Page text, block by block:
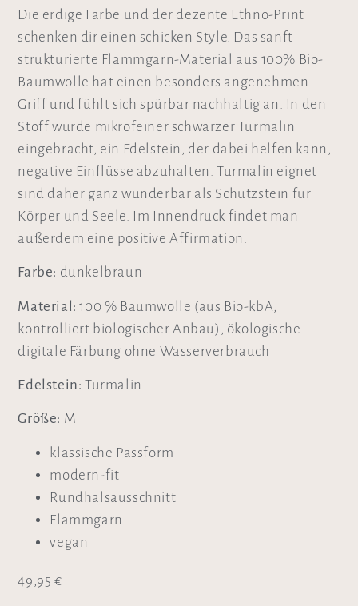
Die erdige Farbe und der dezente Ethno-Print
schenken dir einen schicken Style. Das sanft
strukturierte Flammgarn-Material aus 100% Bio-
Baumwolle hat einen besonders angenehmen
Griff und fühlt sich spürbar nachhaltig an. In den
Stoff wurde mikrofeiner schwarzer Turmalin
eingebracht, ein Edelstein, der dabei helfen kann,
negative Einflüsse abzuhalten. Turmalin eignet
sind daher ganz wunderbar als Schutzstein für
Körper und Seele. Im Innendruck findet man
außerdem eine positive Affirmation.
Farbe: dunkelbraun
Material: 100 % Baumwolle (aus Bio-kbA,
kontrolliert biologischer Anbau), ökologische
digitale Färbung ohne Wasserverbrauch
Edelstein: Turmalin
Größe: M
klassische Passform
modern-fit
Rundhalsausschnitt
Flammgarn
vegan
49,95 €